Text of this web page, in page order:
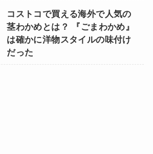
コストコで買える海外で人気の
茎わかめとは？ 『ごまわかめ』
は確かに洋物スタイルの味付け
だった